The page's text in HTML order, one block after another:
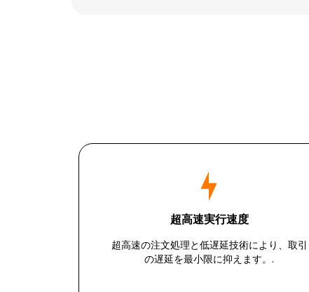
超高速実行速度
超高速の注文処理と低遅延技術により、取引
の遅延を最小限に抑えます。.